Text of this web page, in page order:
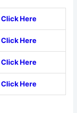
Click Here
Click Here
Click Here
Click Here